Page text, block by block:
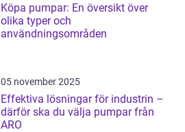
Köpa pumpar: En översikt över
olika typer och
användningsområden
05 november 2025
Effektiva lösningar för industrin –
därför ska du välja pumpar från
ARO